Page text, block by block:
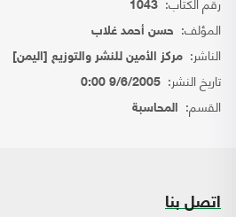
1043
المؤلف: حسن أحمد غلاب
الناشر: مركز الأمين للنشر والتوزيع [اليمن]
تاريخ النشر: 9/6/2005 0:00
القسم: المحاسبة
اتصل بنا